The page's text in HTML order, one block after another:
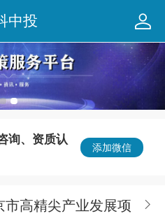
中投
询、资质认
添加微信
市高精尖产业发展项